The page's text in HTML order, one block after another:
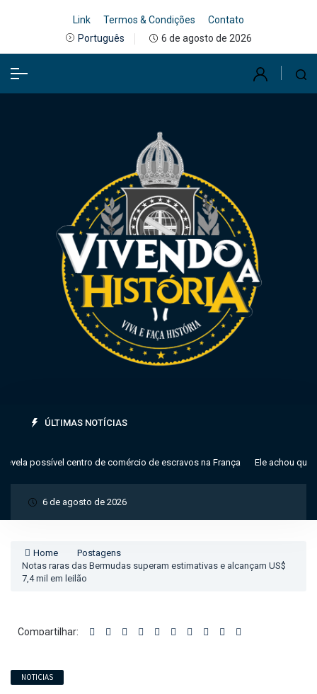
Link Termos & Condições
Contato
Português
6 de agosto de 2026
ÚLTIMAS NOTÍCIAS
possível centro de comércio de escravos na França Ele achou que
6 de agosto de 2026
Home
Postagens
Notas raras das Bermudas superam estimativas e alcançam US$
7,4 mil em leilão
Compartilhar:
NOTICIAS